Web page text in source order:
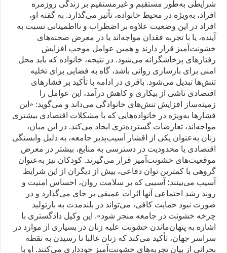
شرایطی به‌طور مستقیم و غیرمستقیم بر زندگی روزمره
افراد، به‌ویژه در محیط خانواده، تأثیر می‌گذارد. به گفته او،
افراد در این وضعیت علاوه بر اضطراب و نااطمینانی نسبت به
آینده، یا با تجربه فقدان مواجه‌اند یا در معرض صحنه‌های
خشونت‌آمیز قرار دارند و همین عوامل موجب افزایش
رفتارهای پرخاشگرانه می‌شود. در نتیجه، خانواده که باید محل
امنی برای بازسازی روانی باشد، گاه به فضایی برای تخلیه
تنش‌ها تبدیل می‌شود. باقری در ادامه با تأکید بر فشارهای
اقتصادی ناشی از بیکاری و کاهش درآمد، این عوامل را
زمینه‌ساز افزایش تنش‌های خانوادگی می‌داند و می‌گوید: «این
فشارها به‌ویژه در خانواده‌هایی که با مشکلات اقتصادی بیشتری
مواجه‌اند، تعارضات گسترده‌تری ایجاد می‌کند. در این میان،
زنان به‌عنوان یکی از اقشار آسیب‌پذیر جامعه، به دلیل وابستگی
اقتصادی یا محدودیت در دسترسی به منابع، بیشتر در معرض
موقعیت‌های خشونت‌آمیز قرار می‌گیرند. کودکان نیز به‌عنوان
گروهی با کمترین توان دفاعی، بیش از دیگران از این شرایط
آسیب می‌بینند؛ آسیبی که بر سلامت روان، احساس امنیت و
روند رشد اجتماعی آنها اثرات عمیقی بر جای می‌گذارد و در
صورت نبود حمایت کافی، می‌تواند در بلندمدت به بازتولید
چرخه خشونت در جامعه منجر شود». این وکیل دادگستری با
اشاره به پنهان‌ماندن خشونت علیه زنان در بسیاری از موارد در
سراسر جهان، تأکید می‌کند که زنان غالبا تا رسیدن به نقطه
بحرانی از بیان تجربه‌های خشونت‌آمیز خودداری می‌کنند. او با